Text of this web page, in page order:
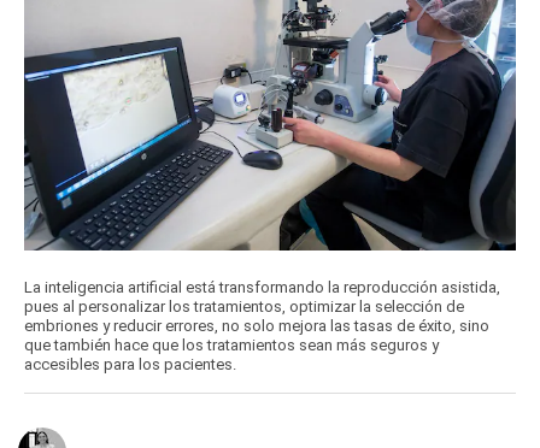
La inteligencia artificial está transformando la reproducción asistida,
pues al personalizar los tratamientos, optimizar la selección de
embriones y reducir errores, no solo mejora las tasas de éxito, sino
que también hace que los tratamientos sean más seguros y
accesibles para los pacientes.